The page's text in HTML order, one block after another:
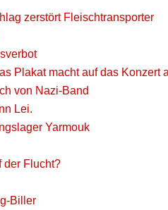
zerstört Fleischtransporter
Plakat macht auf das Konzert
von Nazi-Band
Lei.
Yarmouk
der Flucht?
Biller